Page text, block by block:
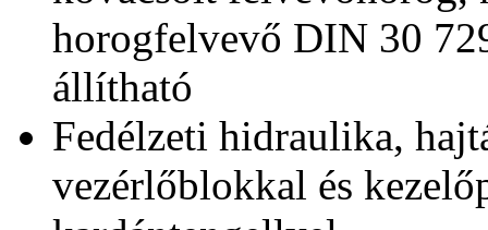
horogfelvevő DIN 30
állítható
Fedélzeti hidraulika,
vezérlőblokkal és